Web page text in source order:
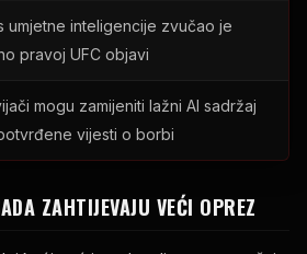
umjetne inteligencije zvučao je
pravoj UFC objavi
mogu zamijeniti lažni AI sadržaj
vijesti o borbi
ZAHTIJEVAJU VEĆI OPREZ